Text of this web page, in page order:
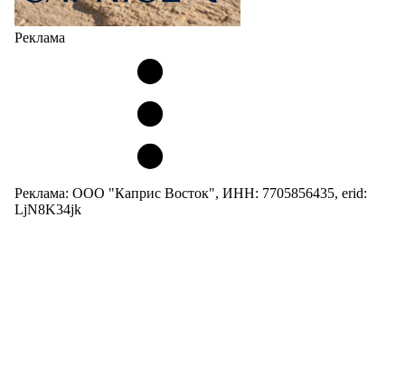
Реклама
Реклама: ООО "Каприс Восток", ИНН: 7705856435, erid:
LjN8K34jk